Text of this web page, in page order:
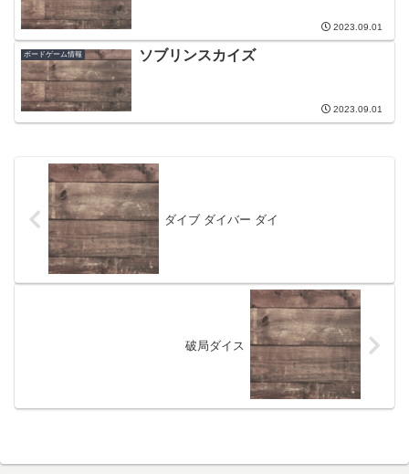
2023.09.01
ボードゲーム情報 ソブリンスカイズ
2023.09.01
ダイブ ダイバー ダイ
破局ダイス